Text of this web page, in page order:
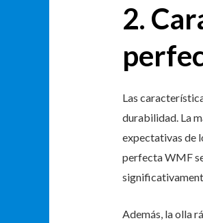
2.
Las
durabilidad. La
expectativas de
perfecta WMF
Además, la olla